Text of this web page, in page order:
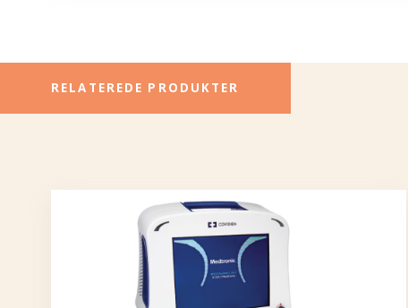
RELATEREDE PRODUKTER